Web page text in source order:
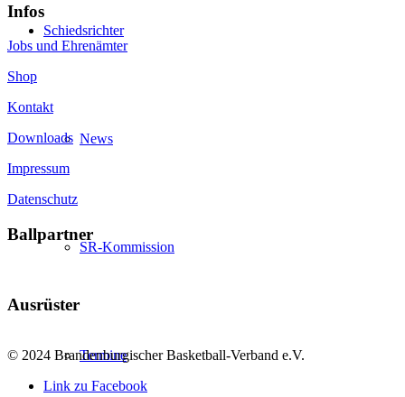
Schiedsrichter
News
SR-Kommission
Termine
Infos
Jobs und Ehrenämter
Shop
Kontakt
Downloads
Impressum
Datenschutz
Ballpartner
Ausrüster
© 2024 Brandenburgischer Basketball-Verband e.V.
Link zu Facebook